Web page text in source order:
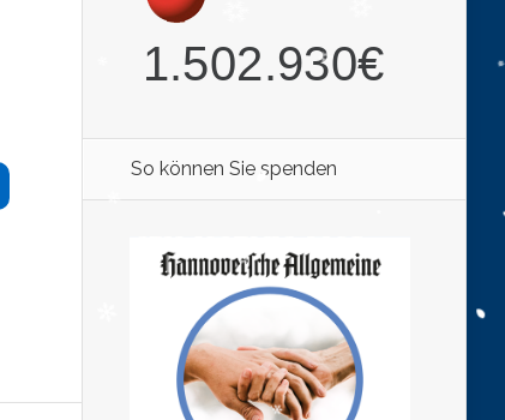
So können Sie spenden